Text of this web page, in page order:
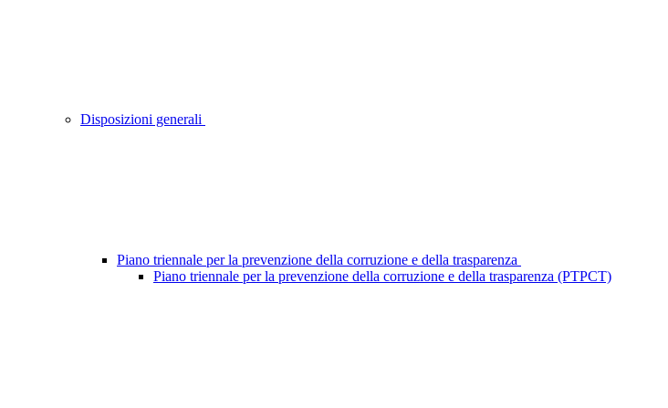
Disposizioni generali
Piano triennale per la prevenzione della corruzione e della trasparenza
Piano triennale per la prevenzione della corruzione e della trasparenza (PTPCT)